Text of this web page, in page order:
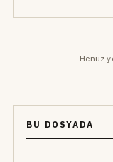
Henüz
BU DOSYADA